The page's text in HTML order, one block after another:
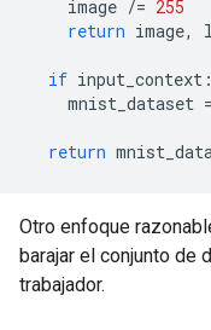
image /= 255
return image,
if input_context :
mnist_dataset =
return
Otro enfoque
barajar el conjunto de
trabajador.